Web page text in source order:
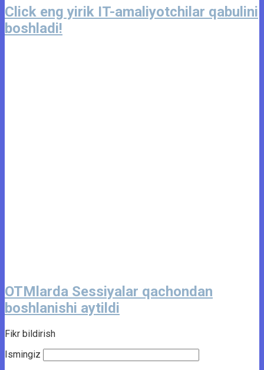
Click eng yirik IT-amaliyotchilar qabulini
boshladi!
OTMlarda Sessiyalar qachondan
boshlanishi aytildi
Fikr bildirish
Ismingiz